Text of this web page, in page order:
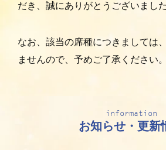
だき、誠にありがとうございました
なお、該当の席種につきましては
ませんので、予めご了承ください。
information
お知らせ・更新